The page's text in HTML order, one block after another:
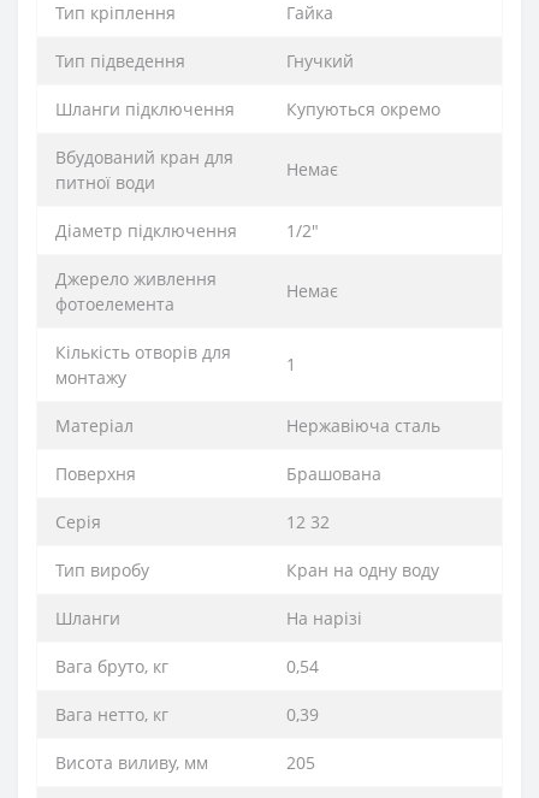
Тип кріплення Гайка
Тип підведення Гнучкий
Шланги підключення Купуються окремо
Вбудований кран для
питної води
Немає
Діаметр підключення 1/2"
Джерело живлення
фотоелемента
Немає
Кількість отворів для
монтажу
1
Матеріал Нержавіюча сталь
Поверхня Брашована
Серія 12 32
Тип виробу Кран на одну воду
Шланги На нарізі
Вага бруто, кг 0,54
Вага нетто, кг 0,39
Висота виливу, мм 205